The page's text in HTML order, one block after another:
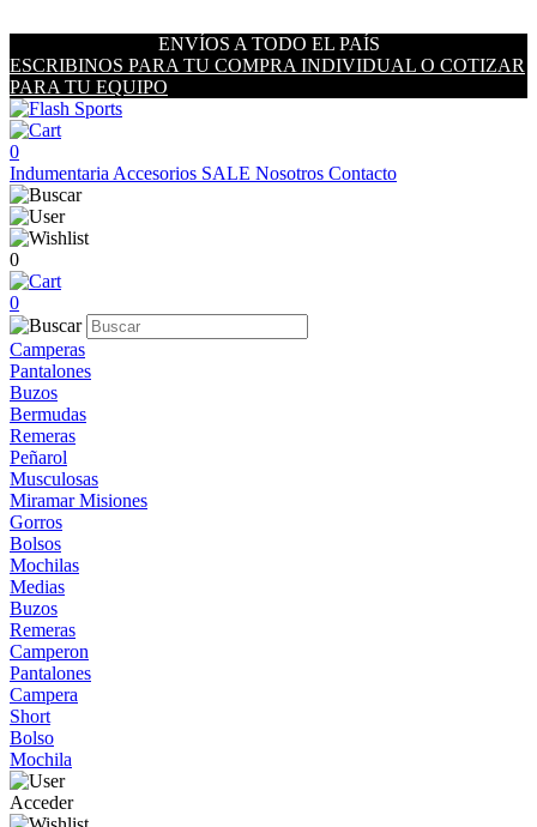
ENVÍOS A TODO EL PAÍS
ESCRIBINOS PARA TU COMPRA INDIVIDUAL O COTIZAR
PARA TU EQUIPO
0
Indumentaria Accesorios SALE Nosotros Contacto
0
0
Camperas
Pantalones
Buzos
Bermudas
Remeras
Peñarol
Musculosas
Miramar Misiones
Gorros
Bolsos
Mochilas
Medias
Buzos
Remeras
Camperon
Pantalones
Campera
Short
Bolso
Mochila
Acceder